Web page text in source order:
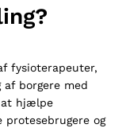
fysioterapeuter,
borgere med
at hjælpe
protesebrugere og